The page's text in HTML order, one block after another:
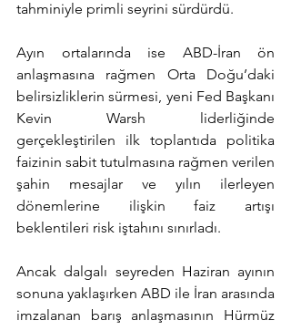
tahminiyle primli seyrini sürdürdü.
Ayın ortalarında ise ABD-İran ön
anlaşmasına rağmen Orta Doğu’daki
belirsizliklerin sürmesi, yeni Fed Başkanı
Kevin Warsh liderliğinde
gerçekleştirilen ilk toplantıda politika
faizinin sabit tutulmasına rağmen verilen
şahin mesajlar ve yılın ilerleyen
dönemlerine ilişkin faiz artışı
beklentileri risk iştahını sınırladı.
Ancak dalgalı seyreden Haziran ayının
sonuna yaklaşırken ABD ile İran arasında
imzalanan barış anlaşmasının Hürmüz